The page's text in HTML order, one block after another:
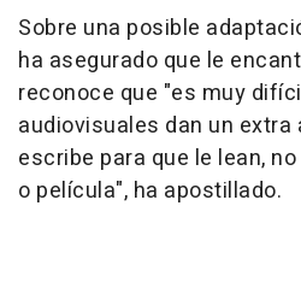
Sobre una posible
ha asegurado que le
reconoce que "es muy
audiovisuales dan un extra
escribe para que le lean,
o película", ha apostillado.